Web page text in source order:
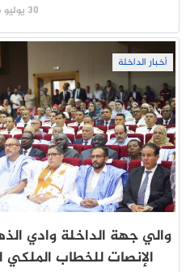
30 يوليو 2026
أخبار الداخلة
والي جهة الداخلة وادي
الإنصات للخطاب